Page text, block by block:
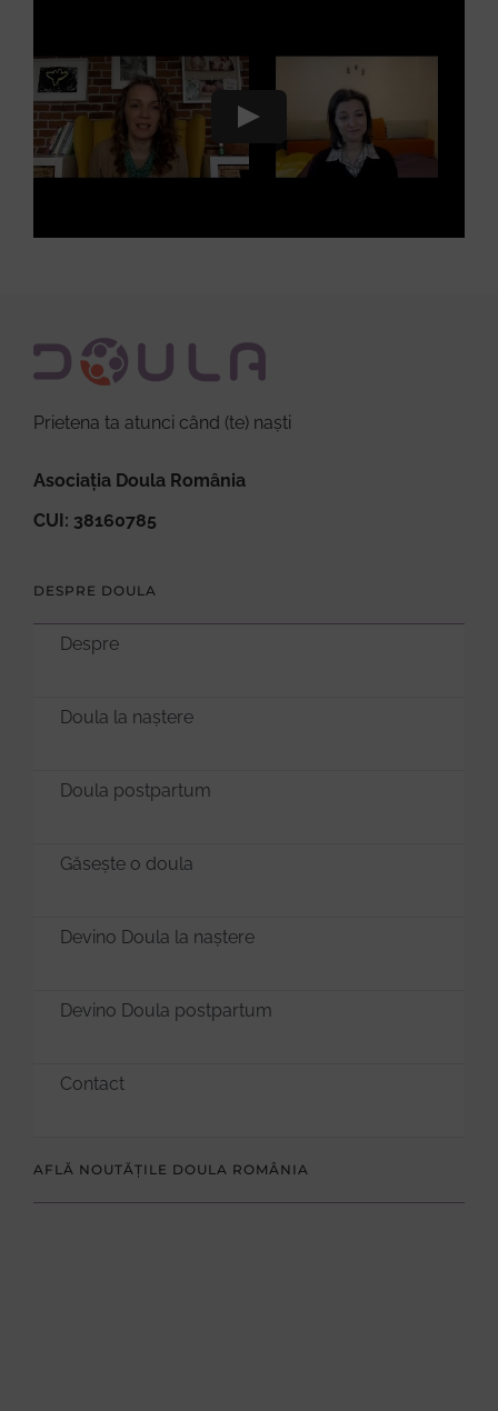
Prietena ta atunci când (te) naști
Asociația Doula România
CUI: 38160785
DESPRE DOULA
Despre
Doula la naștere
Doula postpartum
Găsește o doula
Devino Doula la naștere
Devino Doula postpartum
Contact
AFLĂ NOUTĂȚILE DOULA ROMÂNIA